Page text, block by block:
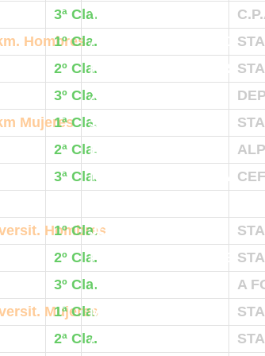
3ª Cla.YOLANDA GOMEZ
Hombres
1º Cla.ANTONIO LOBO
2º Cla.RICARDO BELACORTU
3º Cla.XABIER ZARRANZ
Mujeres1ª Cla.SILVIA HERRERO
2ª Cla.BEGOÑA IRAOLA
3ª Cla.NURIA ELVIRA RIERA
Hombres
1º Cla.JORGE GRACIA
2º Cla.PEDRO ENFEDAQUE
3º Cla.TOBIAS OSTBERG A
Mujeres
1ª Cla.MARIAN ZUECO
2ª Cla.ARANCHA GARCIA